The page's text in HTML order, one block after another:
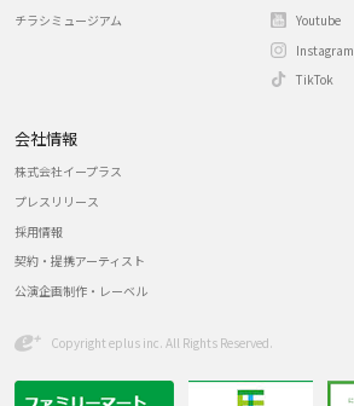
チラシミュージアム
Youtube
Instagram
TikTok
会社情報
株式会社イープラス
プレスリリース
採用情報
契約・提携アーティスト
公演企画制作・レーベル
Copyright eplus inc. All Rights Reserved.